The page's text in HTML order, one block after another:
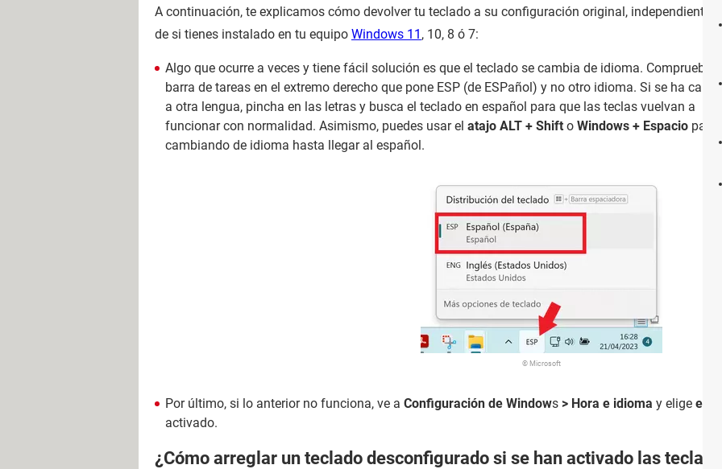
A continuación, te explicamos cómo devolver tu teclado a su configuración original,
de si tienes instalado en tu equipo Windows 11 , 10, 8 ó 7:
Algo que ocurre a veces y tiene fácil solución es que el teclado se cambia de idioma. Comprueba
barra de tareas en el extremo derecho que pone ESP (de ESPañol) y no otro idioma. Si se ha
a otra lengua, pincha en las letras y busca el teclado en español para que las teclas vuelvan a
funcionar con normalidad. Asimismo, puedes usar el atajo ALT + Shift o Windows + Espacio para ir
cambiando de idioma hasta llegar al español.
© Microsoft
Por último, si lo anterior no funciona, ve a Configuración de Windows > Hora e idioma y elige
activado.
¿Cómo arreglar un teclado desconfigurado si se han activado las teclas